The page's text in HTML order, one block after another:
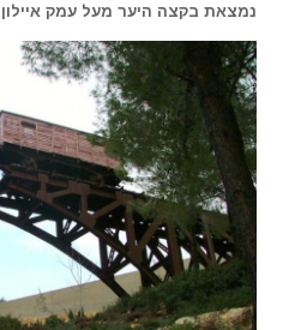
נמצאת בקצה היער מעל עמק